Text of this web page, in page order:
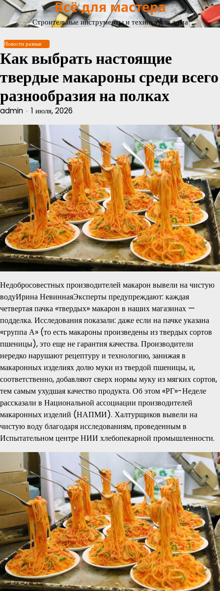
Перейти
содержимому
Всё для мастера
Строительные инструменты и техника для дома
Новости разные
Как выбрать настоящие
твердые макароны среди всего
разнообразия на полках
admin 1 июля, 2026
Недобросовестных производителей макарон вывели на чистую
водуИрина НевиннаяЭксперты предупреждают: каждая
четвертая пачка «твердых» макарон в наших магазинах —
подделка. Исследования показали: даже если на пачке указана
«группа А» (то есть макароны произведены из твердых сортов
пшеницы), это еще не гарантия качества. Производители
нередко нарушают рецептуру и технологию, занижая в
макаронных изделиях долю муки из твердой пшеницы, и,
соответственно, добавляют сверх нормы муку из мягких сортов,
тем самым ухудшая качество продукта. Об этом «РГ»-Неделе
рассказали в Национальной ассоциации производителей
макаронных изделий (НАПМИ). Халтурщиков вывели на
чистую воду благодаря исследованиям, проведенным в
Испытательном центре НИИ хлебопекарной промышленности.